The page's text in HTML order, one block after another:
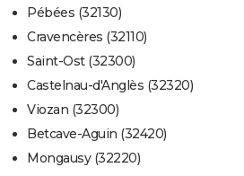
Pébées (32130)
Cravencères (32110)
Saint-Ost (32300)
Castelnau-d'Anglès (32320)
Viozan (32300)
Betcave-Aguin (32420)
Mongausy (32220)